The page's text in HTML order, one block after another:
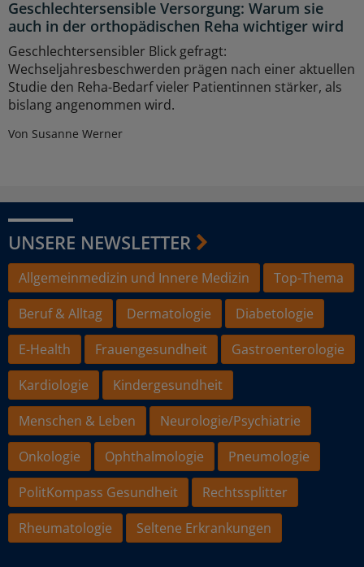
Geschlechtersensible Versorgung: Warum sie
auch in der orthopädischen Reha wichtiger wird
Geschlechtersensibler Blick gefragt:
Wechseljahresbeschwerden prägen nach einer aktuellen
Studie den Reha-Bedarf vieler Patientinnen stärker, als
bislang angenommen wird.
Von Susanne Werner
UNSERE NEWSLETTER
Allgemeinmedizin und Innere Medizin
Top-Thema
Beruf & Alltag
Dermatologie
Diabetologie
E-Health
Frauengesundheit
Gastroenterologie
Kardiologie
Kindergesundheit
Menschen & Leben
Neurologie/Psychiatrie
Onkologie
Ophthalmologie
Pneumologie
PolitKompass Gesundheit
Rechtssplitter
Rheumatologie
Seltene Erkrankungen